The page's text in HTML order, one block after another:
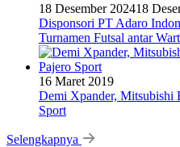
18 Desember 202418
Disponsori PT Adaro
Turnamen Futsal antar
16 Maret 2019
Demi Xpander, Mitsubishi
Sport
Selengkapnya